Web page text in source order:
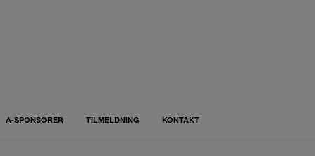
A-SPONSORER TILMELDNING KONTAKT